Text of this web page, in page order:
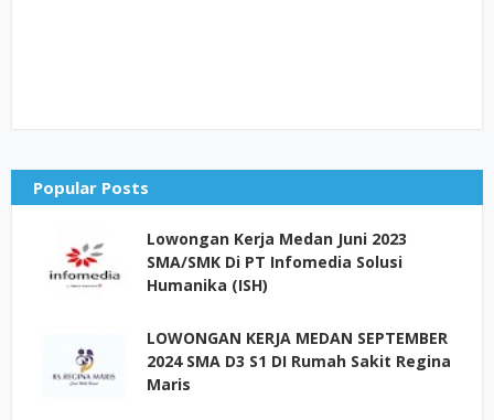
Popular Posts
Lowongan Kerja Medan Juni 2023
SMA/SMK Di PT Infomedia Solusi
Humanika (ISH)
LOWONGAN KERJA MEDAN SEPTEMBER
2024 SMA D3 S1 DI Rumah Sakit Regina
Maris